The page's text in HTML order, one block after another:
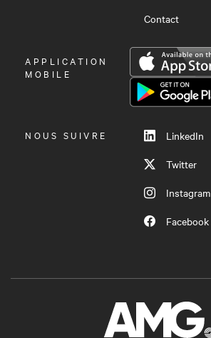
Contact
OUVRIR
LE
APPLICATION
MOBILE
NOUS SUIVRE
LinkedIn
Twitter
Instagram
Facebook